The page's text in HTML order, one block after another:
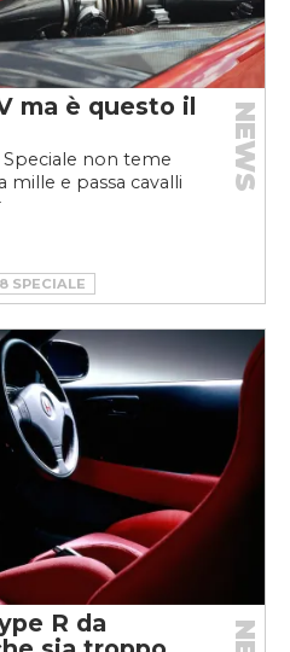
ma è questo il
Speciale non teme
e passa cavalli
NEWS
SPECIALE
R da